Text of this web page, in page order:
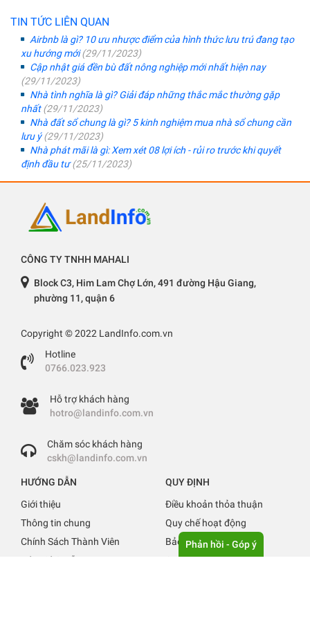
TIN TỨC LIÊN QUAN
Airbnb là gì? 10 ưu nhược điểm của hình thức lưu trú đang tạo
xu hướng mới(29/11/2023)
Cập nhật giá đền bù đất nông nghiệp mới nhất hiện nay
(29/11/2023)
Nhà tình nghĩa là gì? Giải đáp những thắc mắc thường gặp
nhất(29/11/2023)
Nhà đất sổ chung là gì? 5 kinh nghiệm mua nhà sổ chung cần
lưu ý(29/11/2023)
Nhà phát mãi là gì: Xem xét 08 lợi ích - rủi ro trước khi quyết
định đầu tư(25/11/2023)
CÔNG TY TNHH MAHALI
Block C3, Him Lam Chợ Lớn, 491 đường Hậu Giang,
phường 11, quận 6
Copyright © 2022 LandInfo.com.vn
Hotline
0766.023.923
Hỗ trợ khách hàng
hotro@landinfo.com.vn
Chăm sóc khách hàng
cskh@landinfo.com.vn
HƯỚNG DẪN
Giới thiệu
Thông tin chung
Chính Sách Thành Viên
Báo giá & Hỗ trợ
QUY ĐỊNH
Điều khoản thỏa thuận
Quy chế hoạt động
Bảo mật thông tin
Quy định đăng tin
Phản hồi - Góp ý